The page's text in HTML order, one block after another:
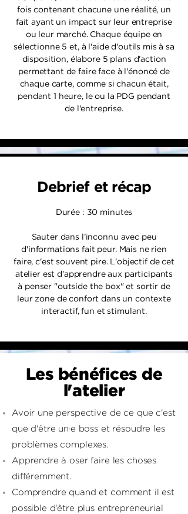
fois contenant chacune une réalité, un
fait ayant un impact sur leur entreprise
ou leur marché. Chaque équipe en
sélectionne 5 et, à l'aide d'outils mis à sa
disposition, élabore 5 plans d'action
permettant de faire face à l'énoncé de
chaque carte, comme si chacun était,
pendant 1 heure, le ou la PDG pendant
de l'entreprise.
Debrief et récap
Durée : 30 minutes
Sauter dans l’inconnu avec peu
d'informations fait peur. Mais ne rien
faire, c'est souvent pire. L'objectif de cet
atelier est d'apprendre aux participants
à penser "outside the box" et sortir de
leur zone de confort dans un contexte
interactif, fun et stimulant.
Les bénéfices de
l'atelier
Avoir une perspective de ce que c'est
que d'être un·e boss et résoudre les
problèmes complexes.
Apprendre à oser faire les choses
différemment.
Comprendre quand et comment il est
possible d'être plus entrepreneurial